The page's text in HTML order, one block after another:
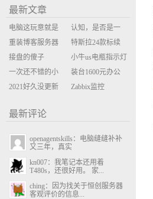
最新文章
电脑这玩意就是
缝缝补补的事
认知，是否是一
座大山？当架构
决策变成配置清
单比价
重装博客服务器
环境
特斯拉24款标续
Model Y 2万公里
使用体验
接盘的傻子
小牛us电瓶指示灯
闪三次不上电
一次还不错的小
米售后体验
装台1600元办公
主机
2021好久没更新
Zabbix监控
最新评论
openagentskills：电脑缝缝补补
又三年，真实
kn007：我笔记本还用着
T480s，还很好用。 家...
ching：因为找关于恒创服务器
客观评价的信息...